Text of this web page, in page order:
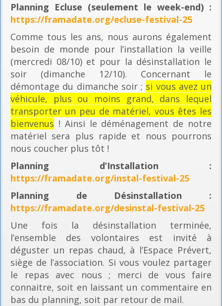
Planning Ecluse (seulement le week-end) :
https://framadate.org/ecluse-festival-25
Comme tous les ans, nous aurons également
besoin de monde pour l’installation la veille
(mercredi 08/10) et pour la désinstallation le
soir (dimanche 12/10). Concernant le
démontage du dimanche soir ; si vous avez un
véhicule, plus ou moins grand, dans lequel
transporter un peu de matériel, vous êtes les
bienvenus ! Ainsi le déménagement de notre
matériel sera plus rapide et nous pourrons
nous coucher plus tôt !
Planning d’Installation :
https://framadate.org/instal-festival-25
Planning de Désinstallation :
https://framadate.org/desinstal-festival-25
Une fois la désinstallation terminée,
l’ensemble des volontaires est invité à
déguster un repas chaud, à l’Espace Prévert,
siège de l’association. Si vous voulez partager
le repas avec nous ; merci de vous faire
connaitre, soit en laissant un commentaire en
bas du planning, soit par retour de mail.